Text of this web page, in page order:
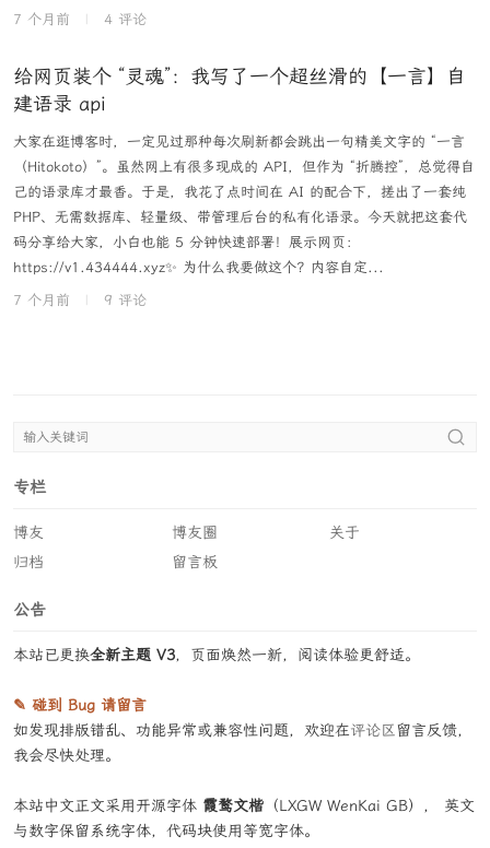
7 个月前
4 评论
给网页装个 “灵魂”：我写了一个超丝滑的【一言】自
建语录 api
大家在逛博客时，一定见过那种每次刷新都会跳出一句精美文字的 “一言
（Hitokoto）”。虽然网上有很多现成的 API，但作为 “折腾控”，总觉得自
己的语录库才最香。于是，我花了点时间在 AI 的配合下，搓出了一套纯
PHP、无需数据库、轻量级、带管理后台的私有化语录。今天就把这套代
码分享给大家，小白也能 5 分钟快速部署！展示网页：
https://v1.434444.xyz✨ 为什么我要做这个？内容自定...
7 个月前
9 评论
专栏
博友 博友圈
关于
归档
留言板
公告
本站已更换全新主题 V3，页面焕然一新，阅读体验更舒适。
✎ 碰到 Bug 请留言
如发现排版错乱、功能异常或兼容性问题，欢迎在评论区留言反馈，
我会尽快处理。
本站中文正文采用开源字体 霞鹜文楷 （LXGW WenKai GB）， 英文
与数字保留系统字体，代码块使用等宽字体。